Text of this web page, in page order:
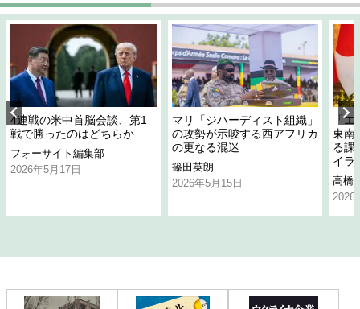
4連戦の米中首脳会談、第1
戦で勝ったのはどちらか
フォーサイト編集部
2026年5月17日
マリ「ジハーディスト組織」
の攻勢が示唆する西アフリカ
の更なる混迷
篠田英朗
2026年5月15日
「
東南
る課
イラ
高橋
2026